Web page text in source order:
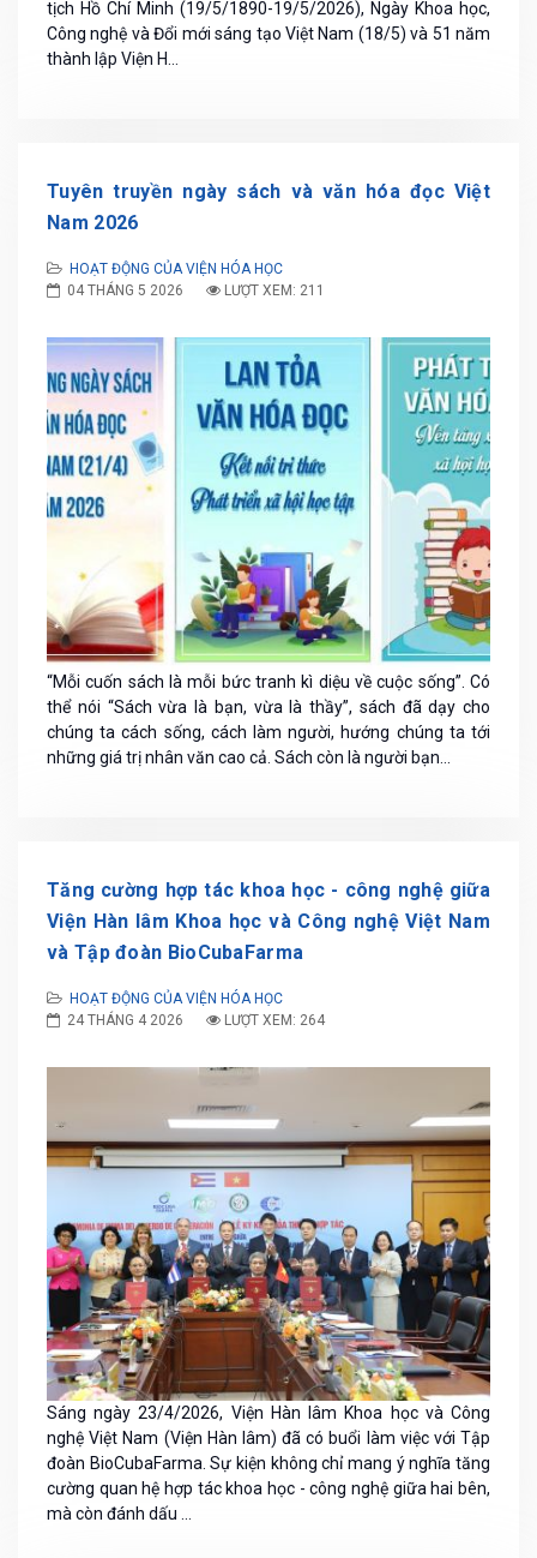
tịch Hồ Chí Minh (19/5/1890-19/5/2026), Ngày Khoa học,
Công nghệ và Đổi mới sáng tạo Việt Nam (18/5) và 51 năm
thành lập Viện H...
Tuyên truyền ngày sách và văn hóa đọc Việt
Nam 2026
HOẠT ĐỘNG CỦA VIỆN HÓA HỌC
04 THÁNG 5 2026
LƯỢT XEM: 211
“Mỗi cuốn sách là mỗi bức tranh kì diệu về cuộc sống”. Có
thể nói “Sách vừa là bạn, vừa là thầy”, sách đã dạy cho
chúng ta cách sống, cách làm người, hướng chúng ta tới
những giá trị nhân văn cao cả. Sách còn là người bạn...
Tăng cường hợp tác khoa học - công nghệ giữa
Viện Hàn lâm Khoa học và Công nghệ Việt Nam
và Tập đoàn BioCubaFarma
HOẠT ĐỘNG CỦA VIỆN HÓA HỌC
24 THÁNG 4 2026
LƯỢT XEM: 264
Sáng ngày 23/4/2026, Viện Hàn lâm Khoa học và Công
nghệ Việt Nam (Viện Hàn lâm) đã có buổi làm việc với Tập
đoàn BioCubaFarma. Sự kiện không chỉ mang ý nghĩa tăng
cường quan hệ hợp tác khoa học - công nghệ giữa hai bên,
mà còn đánh dấu ...